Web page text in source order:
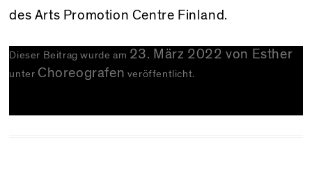
des Arts Promotion Centre Finland.
Dieser Beitrag wurde am 23. März 2022 von Esther
unter Choreografen veröffentlicht.